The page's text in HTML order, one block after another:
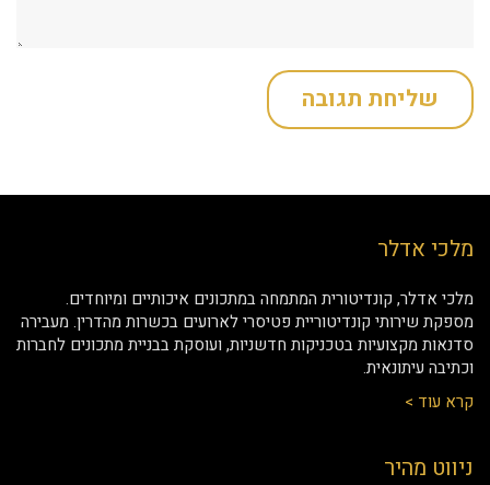
מלכי אדלר
מלכי אדלר, קונדיטורית המתמחה במתכונים איכותיים ומיוחדים.
מספקת שירותי קונדיטוריית פטיסרי לארועים בכשרות מהדרין. מעבירה
סדנאות מקצועיות בטכניקות חדשניות, ועוסקת בבניית מתכונים לחברות
וכתיבה עיתונאית.
קרא עוד >
ניווט מהיר